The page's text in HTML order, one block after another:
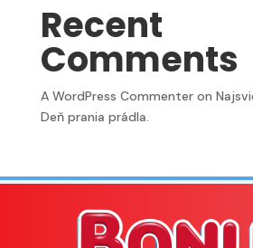
Recent
Comments
A WordPress Commenteron
Deň prania prádla.